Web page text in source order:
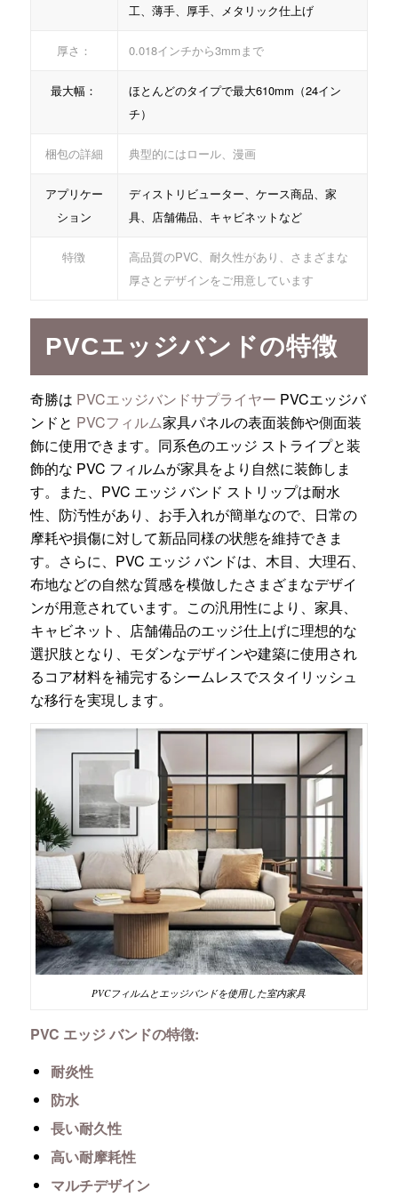
工、薄手、厚手、メタリック仕上げ
厚さ： 0.018インチから3mmまで
最大幅：
ほとんどのタイプで最大610mm（24イン
チ）
梱包の詳細 典型的にはロール、漫画
アプリケー
ション
ディストリビューター、ケース商品、家
具、店舗備品、キャビネットなど
特徴
高品質のPVC、耐久性があり、さまざまな
厚さとデザインをご用意しています
PVCエッジバンドの特徴
奇勝は PVCエッジバンドサプライヤー PVCエッジバ
ンドと PVCフィルム家具パネルの表面装飾や側面装
飾に使用できます。同系色のエッジ ストライプと装
飾的な PVC フィルムが家具をより自然に装飾しま
す。また、PVC エッジ バンド ストリップは耐水
性、防汚性があり、お手入れが簡単なので、日常の
摩耗や損傷に対して新品同様の状態を維持できま
す。さらに、PVC エッジ バンドは、木目、大理石、
布地などの自然な質感を模倣したさまざまなデザイ
ンが用意されています。この汎用性により、家具、
キャビネット、店舗備品のエッジ仕上げに理想的な
選択肢となり、モダンなデザインや建築に使用され
るコア材料を補完するシームレスでスタイリッシュ
な移行を実現します。
PVCフィルムとエッジバンドを使用した室内家具
PVC エッジ バンドの特徴:
耐炎性
防水
長い耐久性
高い耐摩耗性
マルチデザイン